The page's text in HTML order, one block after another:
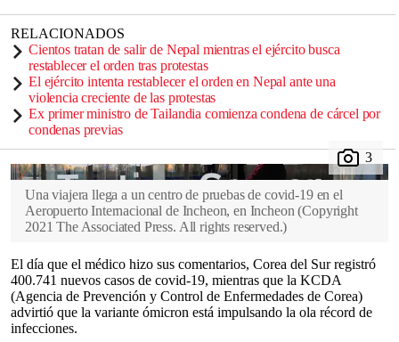
RELACIONADOS
Cientos tratan de salir de Nepal mientras el ejército busca
restablecer el orden tras protestas
El ejército intenta restablecer el orden en Nepal ante una
violencia creciente de las protestas
Ex primer ministro de Tailandia comienza condena de cárcel por
condenas previas
Una viajera llega a un centro de pruebas de covid-19 en el
Aeropuerto Internacional de Incheon, en Incheon (Copyright
2021 The Associated Press. All rights reserved.)
El día que el médico hizo sus comentarios, Corea del Sur registró
400.741 nuevos casos de covid-19, mientras que la KCDA
(Agencia de Prevención y Control de Enfermedades de Corea)
advirtió que la variante ómicron está impulsando la ola récord de
infecciones.